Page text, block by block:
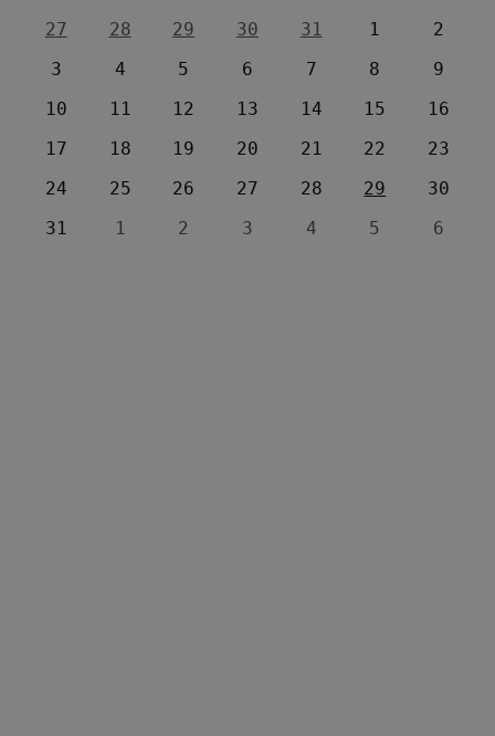
27
28 29 30 31 1
2
3
4 5 6 7 8
9
10
11 12 13 14 15
16
17
18 19 20 21 22
23
24
25 26 27 28 29
30
31
1 2 3 4 5 6